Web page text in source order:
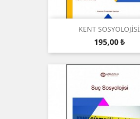
KENT SOSYOLOJİSİ
Preis
195,00 ₺